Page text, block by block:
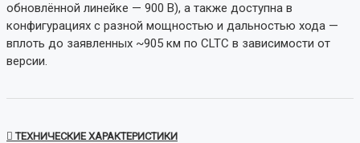
обновлённой линейке — 900 В), а также доступна в
конфигурациях с разной мощностью и дальностью хода —
вплоть до заявленных ~905 км по CLTC в зависимости от
версии.
ТЕХНИЧЕСКИЕ ХАРАКТЕРИСТИКИ